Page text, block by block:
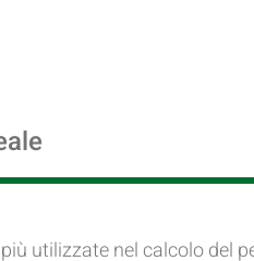
utilizzate nel calcolo del